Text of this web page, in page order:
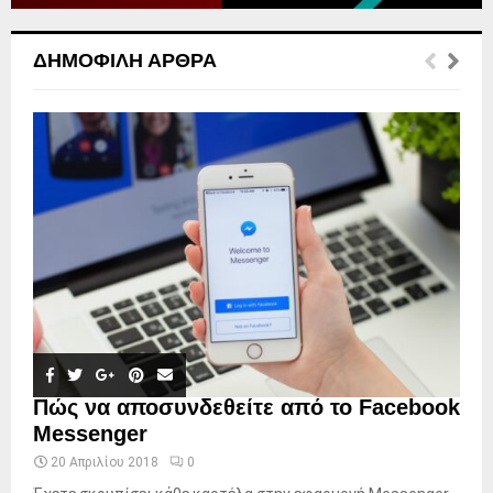
ΔΗΜΟΦΙΛΉ ΆΡΘΡΑ
Πώς να αποσυνδεθείτε από το Facebook
Messenger
20 Απριλίου 2018 0